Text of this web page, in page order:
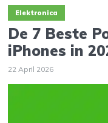
Elektronica
De 7 Beste
iPhones in
22 April 2026